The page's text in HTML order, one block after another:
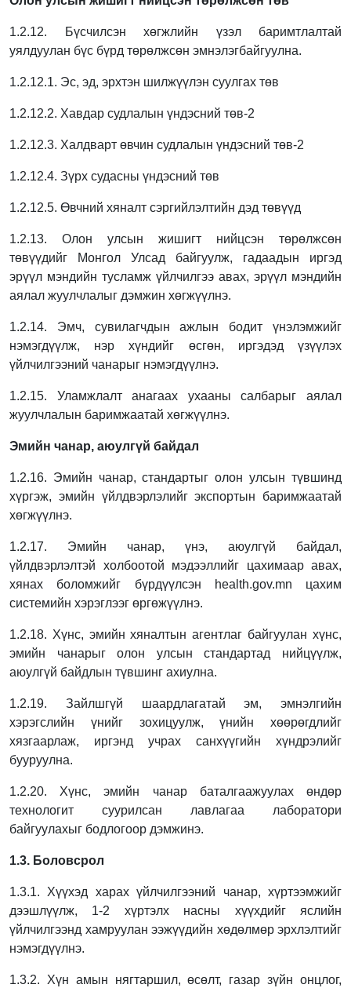
1.2.12. Бүсчилсэн хөгжлийн үзэл баримтлалтай
уялдуулан бүс бүрд төрөлжсөн эмнэлэгбайгуулна.
1.2.12.1. Эс, эд, эрхтэн шилжүүлэн суулгах төв
1.2.12.2. Хавдар судлалын үндэсний төв-2
1.2.12.3. Халдварт өвчин судлалын үндэсний төв-2
1.2.12.4. Зүрх судасны үндэсний төв
1.2.12.5. Өвчний хяналт сэргийлэлтийн дэд төвүүд
1.2.13. Олон улсын жишигт нийцсэн төрөлжсөн
төвүүдийг Монгол Улсад байгуулж, гадаадын иргэд
эрүүл мэндийн тусламж үйлчилгээ авах, эрүүл мэндийн
аялал жуулчлалыг дэмжин хөгжүүлнэ.
1.2.14. Эмч, сувилагчдын ажлын бодит үнэлэмжийг
нэмэгдүүлж, нэр хүндийг өсгөн, иргэдэд үзүүлэх
үйлчилгээний чанарыг нэмэгдүүлнэ.
1.2.15. Уламжлалт анагаах ухааны салбарыг аялал
жуулчлалын баримжаатай хөгжүүлнэ.
Эмийн чанар, аюулгүй байдал
1.2.16. Эмийн чанар, стандартыг олон улсын түвшинд
хүргэж, эмийн үйлдвэрлэлийгэкспортын баримжаатай
хөгжүүлнэ.
1.2.17. Эмийн чанар, үнэ, аюулгүй байдал,
үйлдвэрлэлтэй холбоотой мэдээллийг цахимаар авах,
хянах боломжийг бүрдүүлсэн health.gov.mn цахим
системийн хэрэглээг өргөжүүлнэ.
1.2.18. Хүнс, эмийн хяналтын агентлаг байгуулан хүнс,
эмийн чанарыг олон улсынстандартад нийцүүлж,
аюулгүй байдлын түвшинг ахиулна.
1.2.19. Зайлшгүй шаардлагатай эм, эмнэлгийн
хэрэгслийн үнийг зохицуулж, үнийн хөөрөгдлийг
хязгаарлаж, иргэнд учрах санхүүгийн хүндрэлийг
бууруулна.
1.2.20. Хүнс, эмийн чанар баталгаажуулах өндөр
технологит суурилсан лавлагаа лаборатори
байгуулахыг бодлогоор дэмжинэ.
1.3. Боловсрол
1.3.1. Хүүхэд харах үйлчилгээний чанар, хүртээмжийг
дээшлүүлж, 1-2 хүртэлх насны хүүхдийг яслийн
үйлчилгээнд хамруулан ээжүүдийн хөдөлмөр эрхлэлтийг
нэмэгдүүлнэ.
1.3.2. Хүн амын нягтаршил, өсөлт, газар зүйн онцлог,